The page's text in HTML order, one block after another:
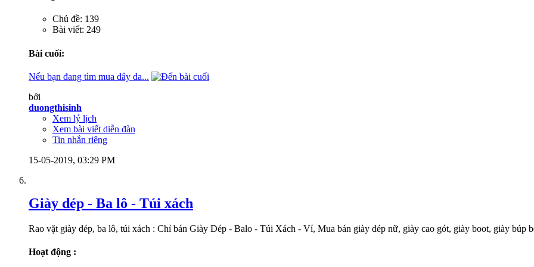
Chủ đề: 139
Bài viết: 249
Bài cuối:
Nếu bạn đang tìm mua dây da...
bởi
duongthisinh
Xem lý lịch
Xem bài viết diễn đàn
Tin nhắn riêng
15-05-2019, 03:29 PM
Giày dép - Ba lô - Túi xách
Rao vặt giày dép, ba lô, túi xách : Chỉ bán Giày Dép - Balo - Túi Xách - Ví, Mua bán giày dép nữ, giày cao gót, giày boot, giày búp
Hoạt động :